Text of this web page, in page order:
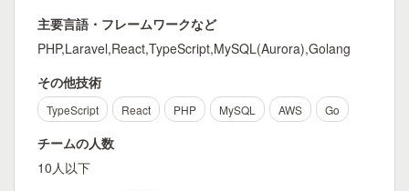
主要言語・フレームワークなど
PHP,Laravel,React,TypeScript,MySQL(Aurora),Golang
その他技術
TypeScript React PHP MySQL AWS Go
チームの人数
10人以下